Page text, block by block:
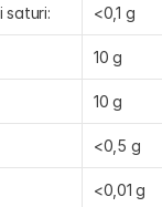
saturi: <0,1 g
10 g
10 g
<0,5 g
<0,01 g